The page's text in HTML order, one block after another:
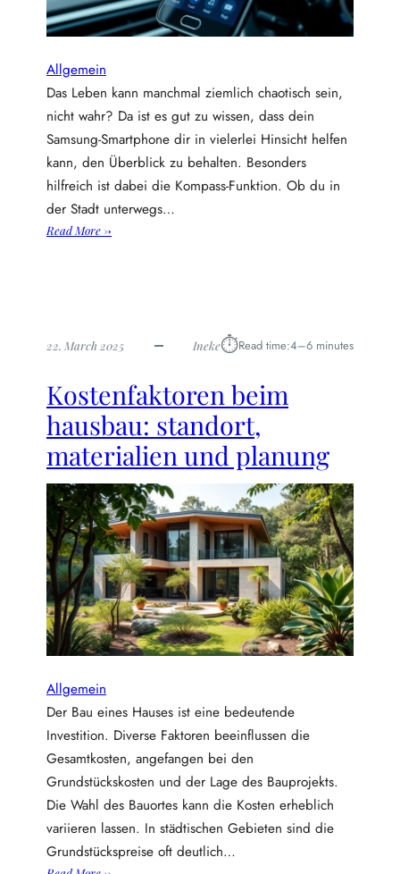
Allgemein
Das Leben kann manchmal ziemlich chaotisch sein,
nicht wahr? Da ist es gut zu wissen, dass dein
Samsung-Smartphone dir in vielerlei Hinsicht helfen
kann, den Überblick zu behalten. Besonders
hilfreich ist dabei die Kompass-Funktion. Ob du in
der Stadt unterwegs…
Read More →:
s
n
d
ff
l
i
n
e
-
k
a
r
t
s
o
n
u
t
d
22. March 2025 Ineke⏱︎Read time:4–6 minutes
Kostenfaktoren beim
hausbau: standort,
materialien und planung
Allgemein
Der Bau eines Hauses ist eine bedeutende
Investition. Diverse Faktoren beeinflussen die
Gesamtkosten, angefangen bei den
Grundstückskosten und der Lage des Bauprojekts.
Die Wahl des Bauortes kann die Kosten erheblich
variieren lassen. In städtischen Gebieten sind die
Grundstückspreise oft deutlich…